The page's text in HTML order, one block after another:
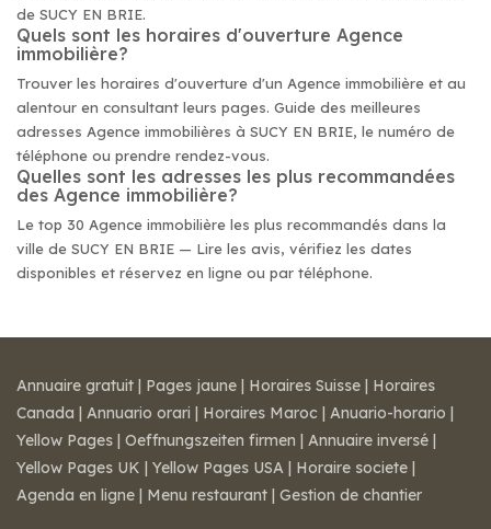
de SUCY EN BRIE.
Quels sont les horaires d'ouverture Agence
immobilière?
Trouver les horaires d'ouverture d'un Agence immobilière et au
alentour en consultant leurs pages. Guide des meilleures
adresses Agence immobilières à SUCY EN BRIE, le numéro de
téléphone ou prendre rendez-vous.
Quelles sont les adresses les plus recommandées
des Agence immobilière?
Le top 30 Agence immobilière les plus recommandés dans la
ville de SUCY EN BRIE — Lire les avis, vérifiez les dates
disponibles et réservez en ligne ou par téléphone.
Annuaire gratuit | Pages jaune | Horaires Suisse | Horaires
Canada | Annuario orari | Horaires Maroc | Anuario-horario |
Yellow Pages | Oeffnungszeiten firmen | Annuaire inversé |
Yellow Pages UK | Yellow Pages USA | Horaire societe |
Agenda en ligne | Menu restaurant | Gestion de chantier